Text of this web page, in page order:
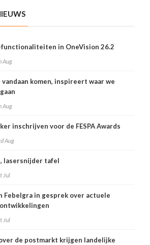
functionaliteiten in OneVision 26.2
Aug
vandaan komen, inspireert waar we
Aug
inschrijven voor de FESPA Awards
Aug
lasersnijder tafel
Jul
Febelgra in gesprek over actuele
Jul
de postmarkt krijgen landelijke